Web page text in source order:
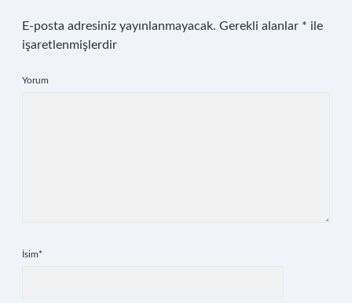
E-posta adresiniz yayınlanmayacak. Gerekli alanlar * ile
işaretlenmişlerdir
Yorum
İsim*